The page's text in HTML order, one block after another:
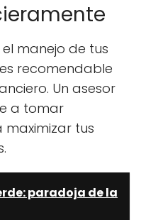
el manejo de tus
recomendable
Un asesor
a tomar
tus
paradoja de la